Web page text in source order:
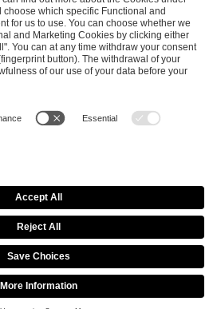
Cookie Policy
Terms of Use
Policy
Whistleblowing
Security & Disclosure